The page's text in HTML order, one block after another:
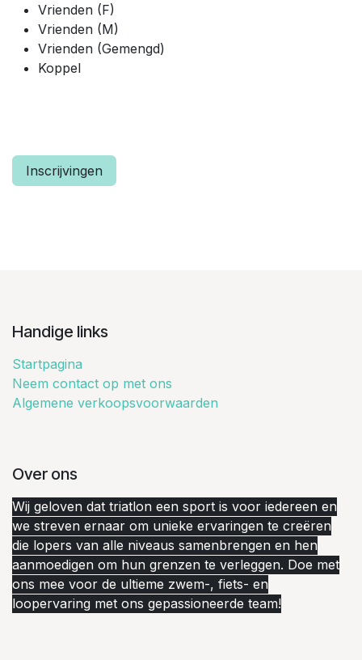
Vrienden (F)
Vrienden (M)
Vrienden (Gemengd)
Koppel
Inscrijvingen
Handige links
Startpagina
Neem contact op met ons
Algemene verkoopsvoorwaarden
Over ons
Wij geloven dat triatlon een sport is voor iedereen en
we streven ernaar om unieke ervaringen te creëren
die lopers van alle niveaus samenbrengen en hen
aanmoedigen om hun grenzen te verleggen. Doe met
ons mee voor de ultieme zwem-, fiets- en
loopervaring met ons gepassioneerde team!